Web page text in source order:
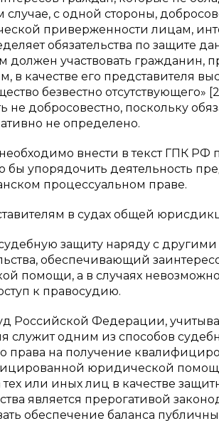
с одной стороны,
приверженности лицам,
обязательства по защите
должен участвовать гражданин,
в качестве его представителя
безвестно отсутствующего»
не добросовестно, поскольку
не определено.
внести в текст ГПК РФ
бы упорядочить деятельность
процессуальном праве.
в судах общей
защиту наряду с
обеспечивающий
помощи, а в случаях
к правосудию.
Российской Федерации,
служит одним из способов
права на получение
юридической
или иных лиц в качестве
является прерогативой
обеспечение баланса